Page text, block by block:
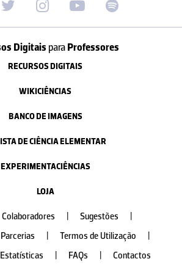
Digitais paraProfessores
RECURSOS DIGITAIS
WIKICIÊNCIAS
BANCO DE IMAGENS
DE CIÊNCIA ELEMENTAR
EXPERIMENTACIÊNCIAS
LOJA
Colaboradores Sugestões
Parcerias Termos de Utilização
Estatísticas FAQs Contactos